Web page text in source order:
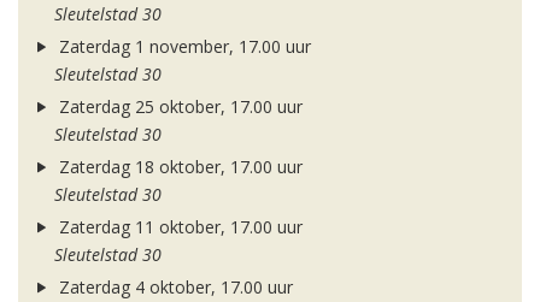
Sleutelstad 30
Zaterdag 1 november, 17.00 uur
Sleutelstad 30
Zaterdag 25 oktober, 17.00 uur
Sleutelstad 30
Zaterdag 18 oktober, 17.00 uur
Sleutelstad 30
Zaterdag 11 oktober, 17.00 uur
Sleutelstad 30
Zaterdag 4 oktober, 17.00 uur